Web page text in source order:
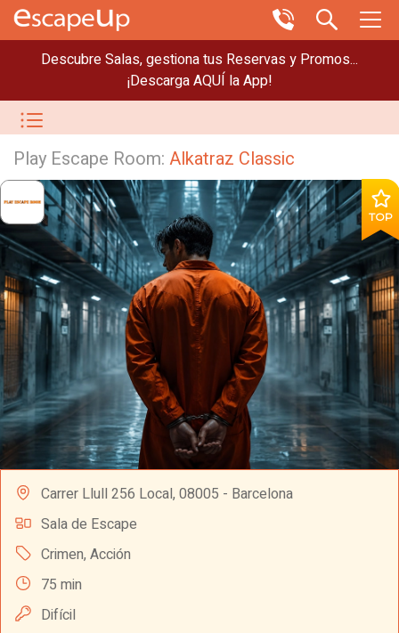
Descubre Salas, gestiona tus Reservas y Promos...
¡Descarga AQUÍ la App!
Play Escape Room: Alkatraz Classic
TOP
Carrer Llull 256 Local, 08005 - Barcelona
Sala de Escape
Crimen, Acción
75 min
Difícil